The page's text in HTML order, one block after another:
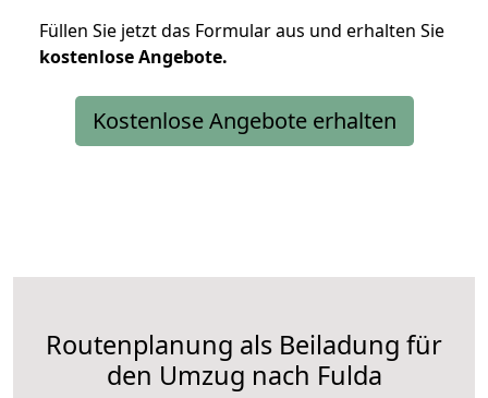
Füllen Sie jetzt das Formular aus und erhalten Sie
kostenloseAngebote.
Kostenlose Angebote erhalten
Routenplanung als Beiladung für
den Umzug nach Fulda